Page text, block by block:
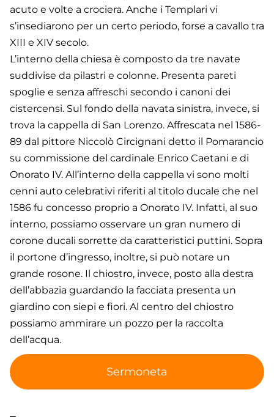
acuto e volte a crociera. Anche i Templari vi
s’insediarono per un certo periodo, forse a cavallo tra
XIII e XIV secolo.
L’interno della chiesa è composto da tre navate
suddivise da pilastri e colonne. Presenta pareti
spoglie e senza affreschi secondo i canoni dei
cistercensi. Sul fondo della navata sinistra, invece, si
trova la cappella di San Lorenzo. Affrescata nel 1586-
89 dal pittore Niccolò Circignani detto il Pomarancio
su commissione del cardinale Enrico Caetani e di
Onorato IV. All’interno della cappella vi sono molti
cenni auto celebrativi riferiti al titolo ducale che nel
1586 fu concesso proprio a Onorato IV. Infatti, al suo
interno, possiamo osservare un gran numero di
corone ducali sorrette da caratteristici puttini. Sopra
il portone d’ingresso, inoltre, si può notare un
grande rosone. Il chiostro, invece, posto alla destra
dell’abbazia guardando la facciata presenta un
giardino con siepi e fiori. Al centro del chiostro
possiamo ammirare un pozzo per la raccolta
dell’acqua.
Sermoneta